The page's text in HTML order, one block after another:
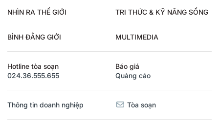
NHÌN RA THẾ GIỚI TRI THỨC & KỸ NĂNG SỐNG
BÌNH ĐẲNG GIỚI MULTIMEDIA
Hotline tòa soạn
024.36.555.655
Báo giá
Quảng cáo
Thông tin doanh nghiệp Tòa soạn